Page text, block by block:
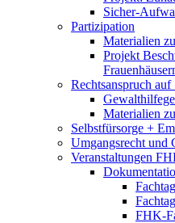
Sicher-
Partizipation
Materialien
Projekt
Rechtsanspruch auf
Materialien
Selbstfürsorge +
Umgangsrecht und
Veranstaltungen
FHK-